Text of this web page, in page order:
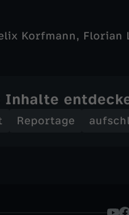
Korfmann,
Inhalte
Reportage